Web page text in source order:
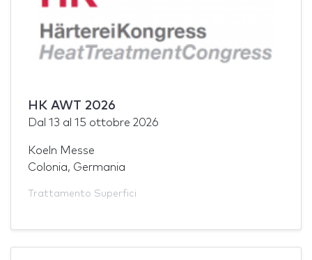
HK AWT 2026
Dal 13 al 15 ottobre 2026
Koeln Messe
Colonia, Germania
Trattamento Superfici